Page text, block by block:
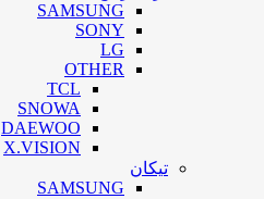
SAMSUNG
SONY
LG
OTHER
TCL
SNOWA
DAEWOO
X.VISION
تیکان
SAMSUNG